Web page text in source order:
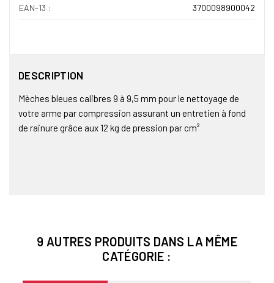
EAN-13 : 3700098900042
DESCRIPTION
Mèches bleues calibres 9 à 9,5 mm pour le nettoyage de
votre arme par compression assurant un entretien à fond
de rainure grâce aux 12 kg de pression par cm²
9 AUTRES PRODUITS DANS LA MÊME
CATÉGORIE :